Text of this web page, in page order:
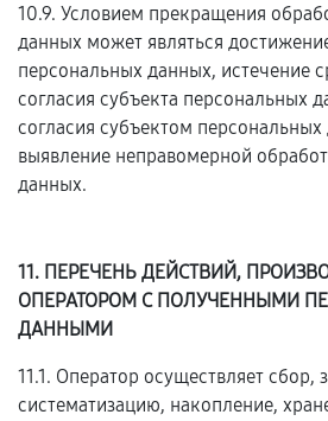
10.9. Условием прекращения
данных может являться
персональных данных, истечение
согласия субъекта персональных
согласия субъектом
выявление неправомерной
данных.
11. ПЕРЕЧЕНЬ ДЕЙСТВИЙ,
ОПЕРАТОРОМ С ПОЛУЧЕННЫМИ
ДАННЫМИ
11.1. Оператор осуществляет сбор,
систематизацию, накопление,